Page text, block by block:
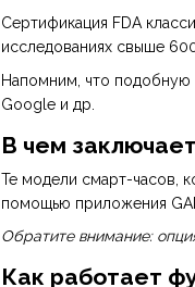
Сертификация FDA
исследованиях свыше
Напомним, что подобную
Google и др.
В чем
Те модели смарт-часов,
помощью приложения
Обратите внимание:
Как работает